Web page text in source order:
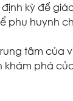
định kỳ để
phụ huynh
tâm của
khám phá